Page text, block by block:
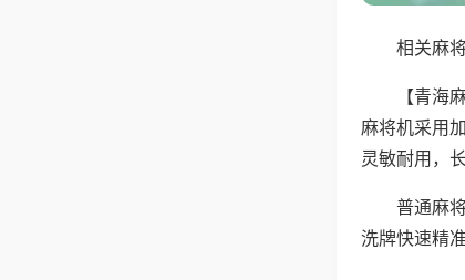
相关麻
【青海
麻将机采用
灵敏耐用，
普通麻
洗牌快速精